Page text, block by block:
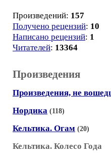
Произведений: 157
Получено рецензий: 10
Написано рецензий: 1
Читателей: 13364
Произведения
Произведения, не
Нордика (118)
Кельтика. Огам (20)
Кельтика. Колесо Года